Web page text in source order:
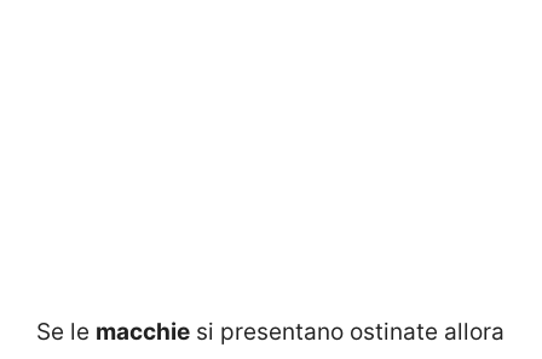
Se le macchie si presentano ostinate allora